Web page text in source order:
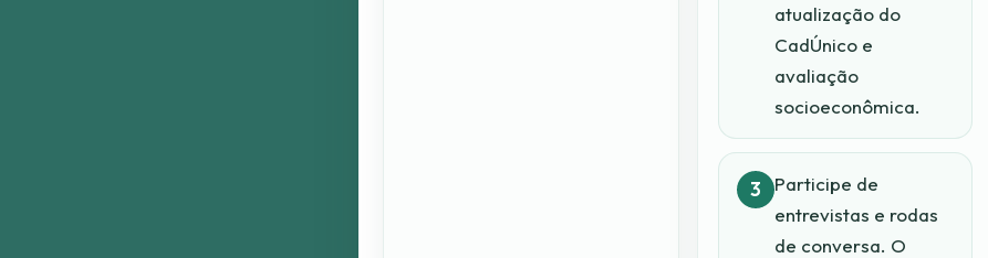
atualização do
CadÚnico e
avaliação
socioeconômica.
Participe de
entrevistas e rodas
de conversa. O